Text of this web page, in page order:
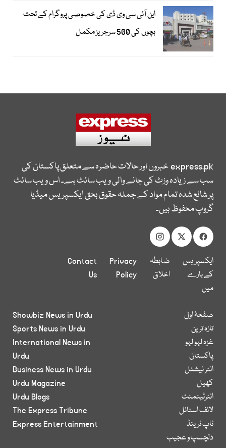
این آئی سی وی ڈی کی خصوصی پروگرام کے تحت
بچوں کی 500 سرجریز مکمل
express.pkخبروں اور حالات حاضرہ سے متعلق پاکستان کی
سب سے زیادہ وزٹ کی جانے والی ویب سائٹ ہے۔ اس ویب سائٹ
پر شائع شدہ تمام مواد کے جملہ حقوق بحق ایکسپریس میڈیا
گروپ محفوظ ہیں۔
ایکسپریس
کے بارے
میں
ضابطہ
اخلاق
Privacy
Policy
Contact
Us
صفحۂ اول
تازہ ترین
غزہ لہو لہو
پاکستان
انٹر نیشنل
کھیل
انٹرٹینمنٹ
لائف اسٹائل
ٹاپ ٹرینڈ
دلچسپ و عجیب
Showbiz News in Urdu
Sports News in Urdu
International News in
Urdu
Business News in Urdu
Urdu Magazine
Urdu Blogs
The Express Tribune
Express Entertainment